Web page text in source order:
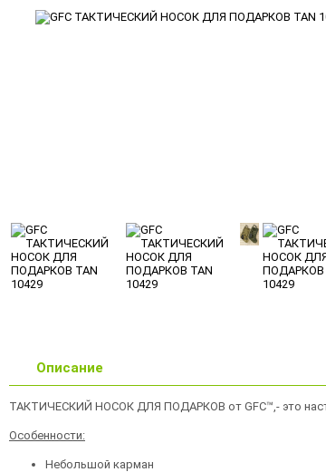
Описание
ТАКТИЧЕСКИЙ НОСОК ДЛЯ ПОДАРКОВ от GFC™,- это
Особенности:
Небольшой карман